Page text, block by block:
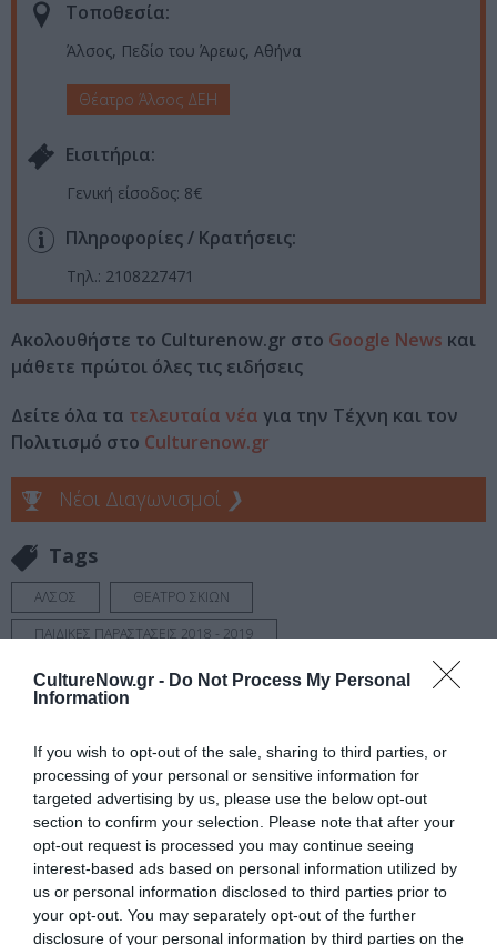
CultureNow.gr - Do Not Process My Personal
Information
If you wish to opt-out of the sale, sharing to third parties, or
processing of your personal or sensitive information for
targeted advertising by us, please use the below opt-out
section to confirm your selection. Please note that after your
opt-out request is processed you may continue seeing
interest-based ads based on personal information utilized by
us or personal information disclosed to third parties prior to
your opt-out. You may separately opt-out of the further
disclosure of your personal information by third parties on the
Τοποθεσία:
Άλσος, Πεδίο του Άρεως, Αθήνα
Θέατρο Άλσος ΔΕΗ
Eισιτήρια:
Γενική είσοδος: 8€
Πληροφορίες / Κρατήσεις:
Τηλ.: 2108227471
Ακολουθήστε το Culturenow.gr στο Google News και
μάθετε πρώτοι όλες τις ειδήσεις
Δείτε όλα τα τελευταία νέα για την Τέχνη και τον
Πολιτισμό στο Culturenow.gr
Νέοι Διαγωνισμοί ❯
Tags
ΑΛΣΟΣ
ΘΕΑΤΡΟ ΣΚΙΩΝ
ΠΑΙΔΙΚΕΣ ΠΑΡΑΣΤΑΣΕΙΣ 2018 - 2019
ΠΑΙΔΙΚΕΣ ΠΑΡΑΣΤΑΣΕΙΣ ΚΑΙ ΕΚΘΕΣΕΙΣ ΓΙΑ ΠΑΙΔΙΑ
Κάθε βδομάδα στο e-mail σας τα τελευταία νέα για
την Τέχνη και τον Πολιτισμό!
Ακολουθήστε το Culturenow.gr